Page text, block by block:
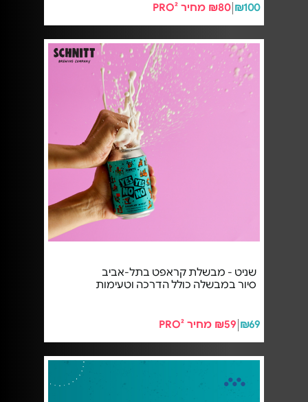
₪100 ₪80 מחיר PRO²
שניט - מבשלת קראפט בתל-אביב
סיור במבשלה כולל הדרכה וטעימות
₪69 ₪59 מחיר PRO²